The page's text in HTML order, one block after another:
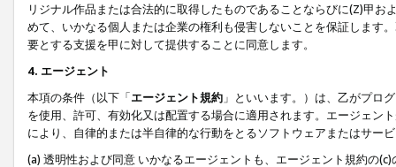
リジナル作品または合法的に取得したものであることならびに(Z)甲
めて、いかなる個人または企業の権利も侵害しないことを保証します
要とする支援を甲に対して提供することに同意します。
4. エージェント
本項の条件（以下「エージェント規約 」といいます。）は、乙がプロ
を使用、許可、有効化又は配置する場合に適用されます。エージェン
により、自律的または半自律的な行動をとるソフトウェアまたはサー
(a) 透明性および同意 いかなるエージェントも、エージェント規約の